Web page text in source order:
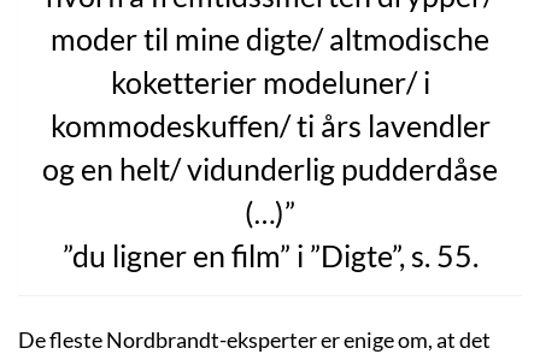
moder til mine digte/ altmodische
koketterier modeluner/ i
kommodeskuffen/ ti års lavendler
og en helt/ vidunderlig pudderdåse
(…)”
”du ligner en film” i ”Digte”, s. 55.
De fleste Nordbrandt-eksperter er enige om, at det